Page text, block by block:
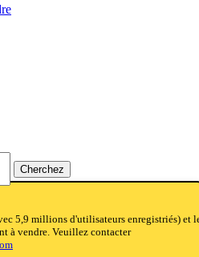
Cherchez
5,9 millions d'utilisateurs enregistriés) et
à vendre. Veuillez contacter